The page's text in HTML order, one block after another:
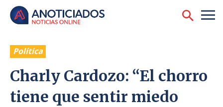
Política
Charly Cardozo: “El chorro
tiene que sentir miedo